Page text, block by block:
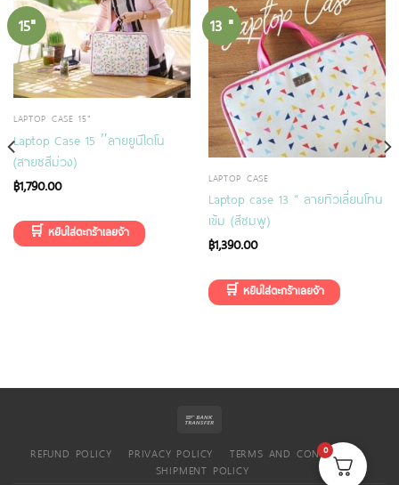
15"
LAPTOP CASE 15"
Laptop Case 15 ″ลายยูนิไดโน
(สายชสีม่วง)
฿1,790.00
13 "
LAPTOP CASE
Laptop case 13 “ ลายทิวเลี่ยนโทน
เข้ม (สีชมพู)
฿1,390.00
REFUND POLICY PRIVACY POLICY
TERMS AND CONDITIONS
SHIPMENT POLICY
0